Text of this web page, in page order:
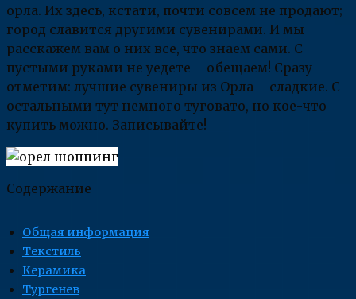
орла. Их здесь, кстати, почти совсем не продают;
город славится другими сувенирами. И мы
расскажем вам о них все, что знаем сами. С
пустыми руками не уедете – обещаем! Сразу
отметим: лучшие сувениры из Орла – сладкие. С
остальными тут немного туговато, но кое-что
купить можно. Записывайте!
Содержание
Общая информация
Текстиль
Керамика
Тургенев